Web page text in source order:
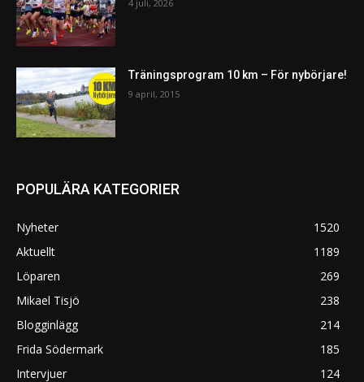
4 juli, 2026
Träningsprogram 10 km – För nybörjare!
9 april, 2015
POPULÄRA KATEGORIER
Nyheter
1520
Aktuellt
1189
Löparen
269
Mikael Tisjö
238
Blogginlägg
214
Frida Södermark
185
Intervjuer
124